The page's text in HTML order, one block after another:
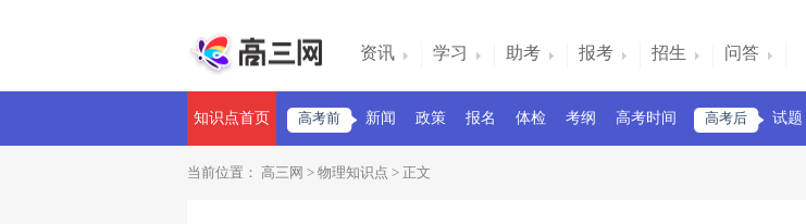
资讯 学习 助考 报考 招生 问答
知识点首页 高考前 新闻 政策 报名 体检 考纲 高考时间 高考后 试题
当前位置： 高三网 > 物理知识点 > 正文